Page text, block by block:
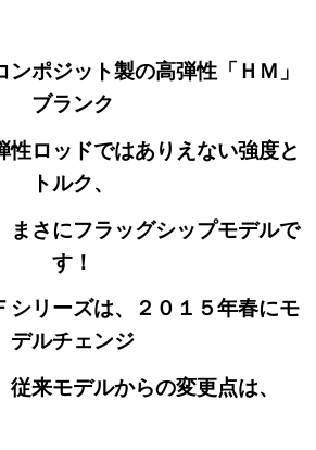
ンポジット製の高弾性「ＨＭ」
ブランク
性ロッドではありえない強度と
トルク、
まさにフラッグシップモデルで
す！
シリーズは、２０１５年春にモ
デルチェンジ
従来モデルからの変更点は、